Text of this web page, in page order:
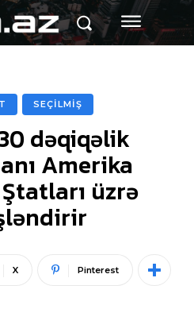
SEÇİLMİŞ
dəqiqəlik
Amerika
üzrə
X Pinterest